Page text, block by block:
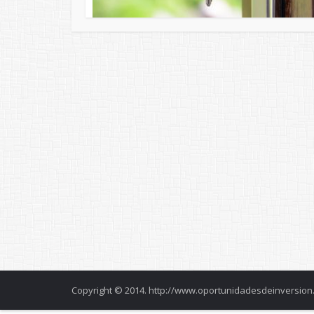
Copyright © 2014. http://